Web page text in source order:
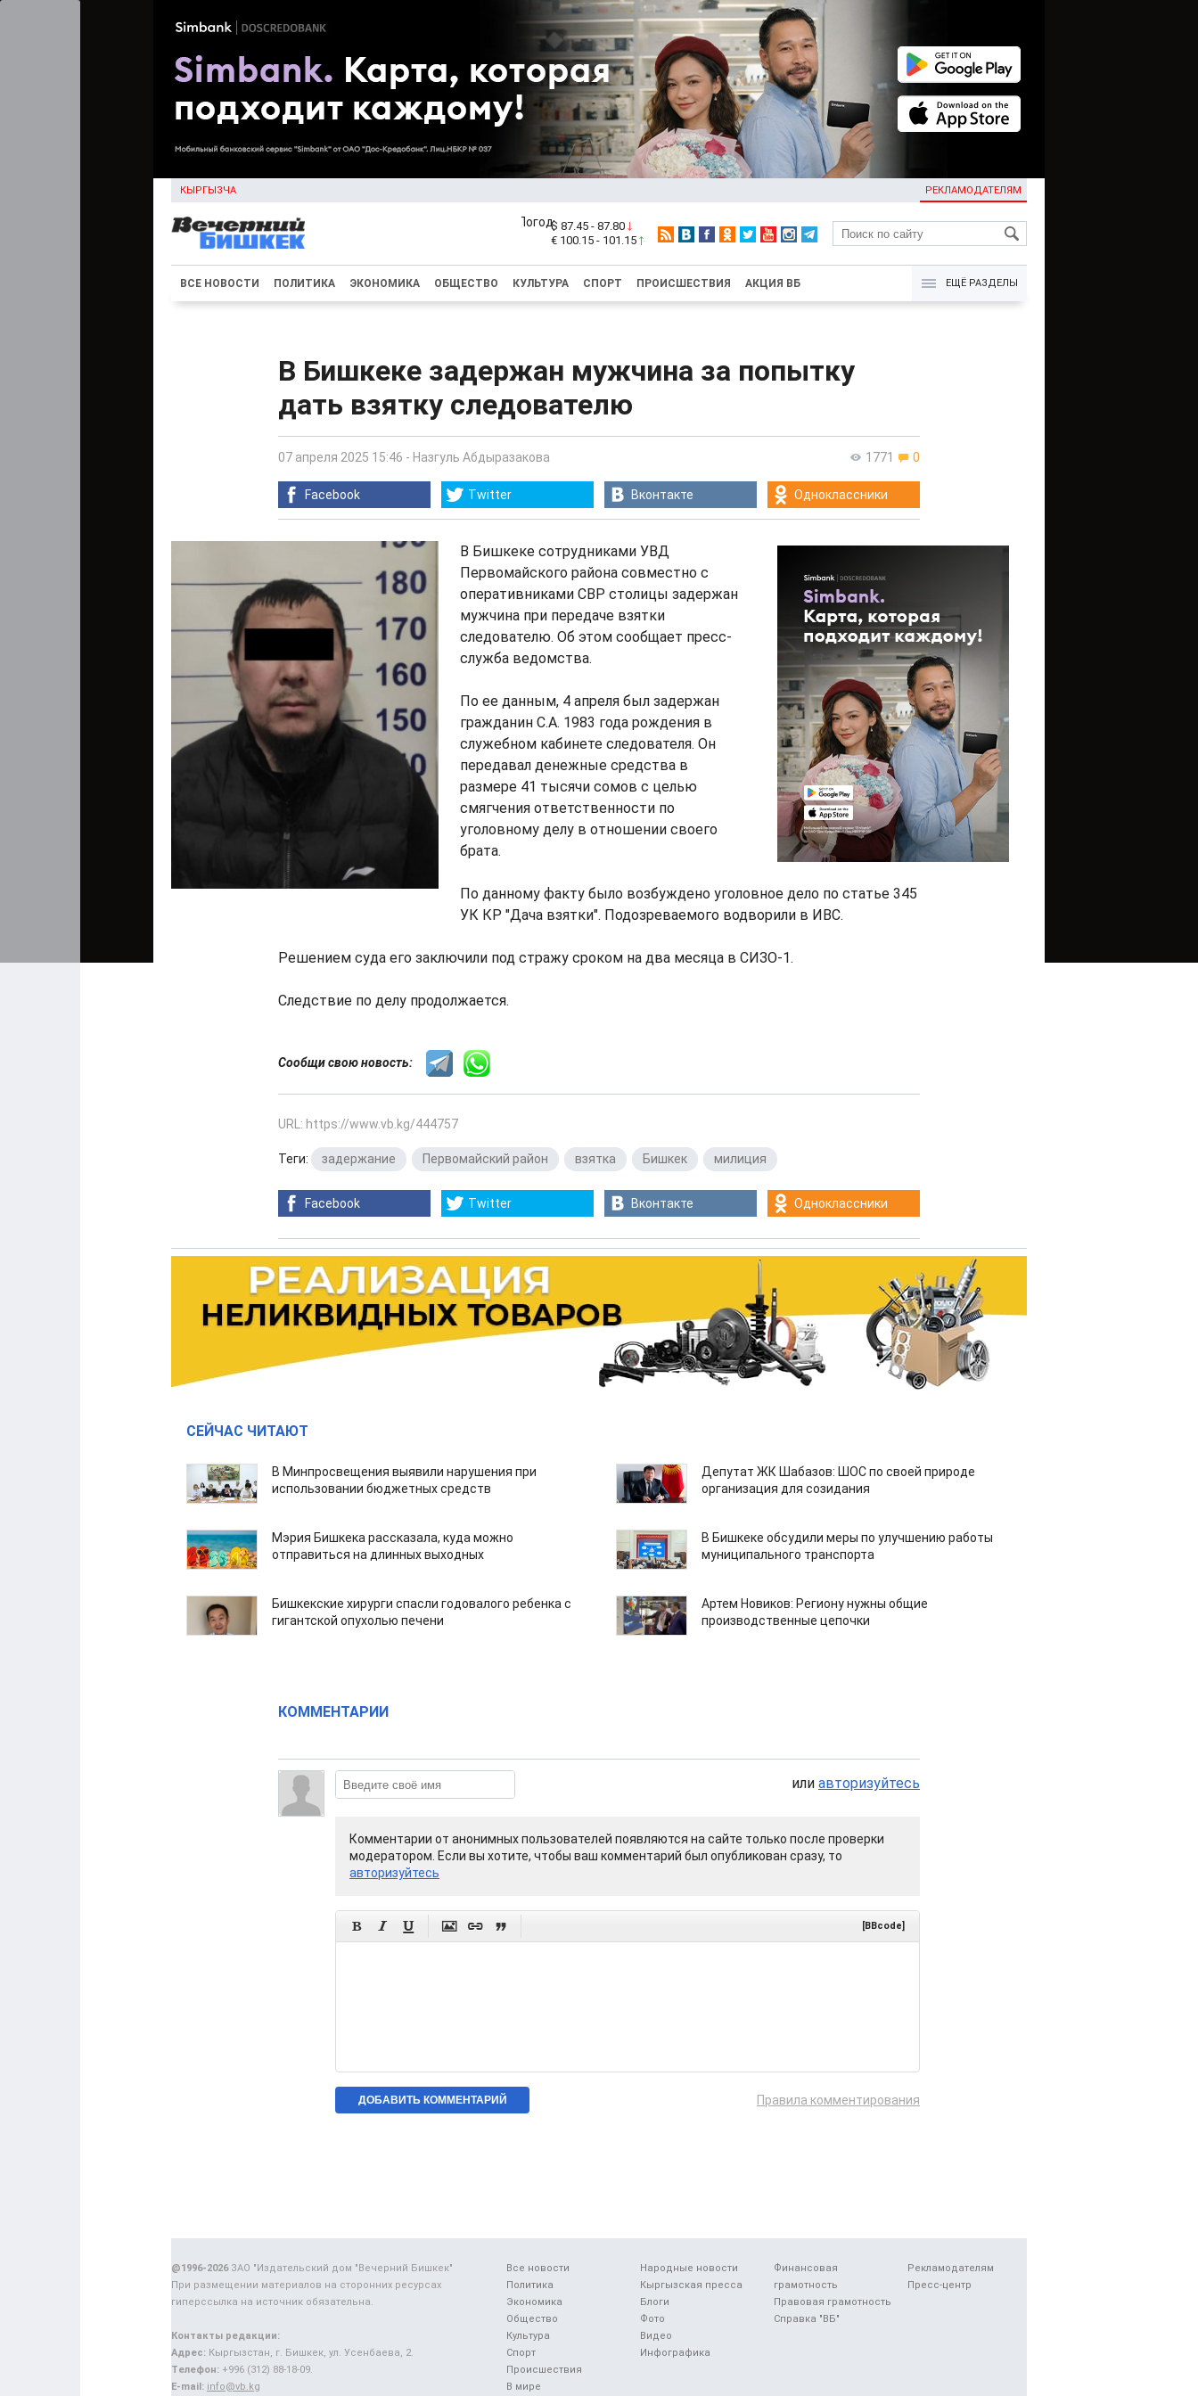
КЫРГЫЗЧА РЕКЛАМОДАТЕЛЯМ
KG
$ 87.45 - 87.80
€ 100.15 - 101.15
ВСЕ НОВОСТИ ПОЛИТИКА ЭКОНОМИКА ОБЩЕСТВО КУЛЬТУРА СПОРТ ПРОИСШЕСТВИЯ АКЦИЯ ВБ ЕЩЁ РАЗДЕЛЫ
В Бишкеке задержан мужчина за попытку
дать взятку следователю
1771 0
07 апреля 2025 15:46 - Назгуль Абдыразакова
Facebook Twitter Вконтакте Одноклассники
В Бишкеке сотрудниками УВД
Первомайского района совместно с
оперативниками СВР столицы задержан
мужчина при передаче взятки
следователю. Об этом сообщает пресс-
служба ведомства.
По ее данным, 4 апреля был задержан
гражданин С.А. 1983 года рождения в
служебном кабинете следователя. Он
передавал денежные средства в
размере 41 тысячи сомов с целью
смягчения ответственности по
уголовному делу в отношении своего
брата.
По данному факту было возбуждено уголовное дело по статье 345
УК КР "Дача взятки". Подозреваемого водворили в ИВС.
Решением суда его заключили под стражу сроком на два месяца в СИЗО-1.
Следствие по делу продолжается.
Сообщи свою новость:
URL: https://www.vb.kg/444757
Теги: задержание Первомайский район взятка Бишкек милиция
Facebook Twitter Вконтакте Одноклассники
СЕЙЧАС ЧИТАЮТ
В Минпросвещения выявили нарушения при
использовании бюджетных средств
Депутат ЖК Шабазов: ШОС по своей природе
организация для созидания
Мэрия Бишкека рассказала, куда можно
отправиться на длинных выходных
В Бишкеке обсудили меры по улучшению работы
муниципального транспорта
Бишкекские хирурги спасли годовалого ребенка с
гигантской опухолью печени
Артем Новиков: Региону нужны общие
производственные цепочки
КОММЕНТАРИИ
или авторизуйтесь
Комментарии от анонимных пользователей появляются на сайте только после проверки
модератором. Если вы хотите, чтобы ваш комментарий был опубликован сразу, то
авторизуйтесь
      [BBcode]
Правила комментирования
Все новости
Политика
Экономика
Общество
Культура
Спорт
Происшествия
В мире
Народные новости
Кыргызская пресса
Блоги
Фото
Видео
Инфографика
Финансовая
грамотность
Правовая грамотность
Справка "ВБ"
Рекламодателям
Пресс-центр
@1996-2026ЗАО "Издательский дом "Вечерний Бишкек"
При размещении материалов на сторонних ресурсах
гиперссылка на источник обязательна.
Контакты редакции:
Адрес: Кыргызстан, г. Бишкек, ул. Усенбаева, 2.
Телефон: +996 (312) 88-18-09.
E-mail: info@vb.kg